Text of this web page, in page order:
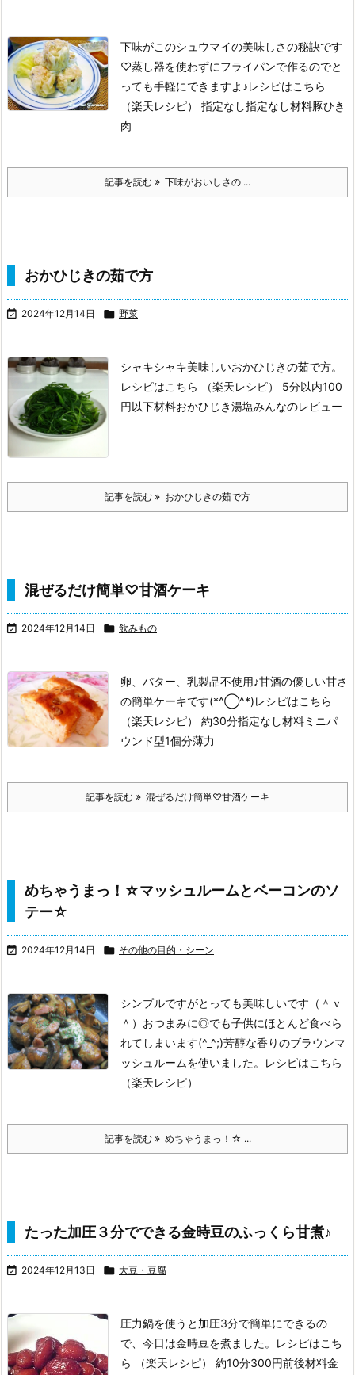
下味がこのシュウマイの美味しさの秘訣です
♡蒸し器を使わずにフライパンで作るのでと
っても手軽にできますよ♪レシピはこちら
（楽天レシピ）
指定なし指定なし材料豚ひき
肉
記事を読む 下味がおいしさの ...
おかひじきの茹で方
 2024年12月14日  野菜
シャキシャキ美味しいおかひじきの茹で方。
レシピはこちら （楽天レシピ）
5分以内100
円以下材料おかひじき湯塩みんなのレビュー
記事を読む おかひじきの茹で方
混ぜるだけ簡単♡甘酒ケーキ
 2024年12月14日  飲みもの
卵、バター、乳製品不使用♪甘酒の優しい甘さ
の簡単ケーキです(*^◯^*)レシピはこちら
（楽天レシピ）
約30分指定なし材料ミニパ
ウンド型1個分薄力
記事を読む 混ぜるだけ簡単♡甘酒ケーキ
めちゃうまっ！☆マッシュルームとベーコンのソ
テー☆
 2024年12月14日  その他の目的・シーン
シンプルですがとっても美味しいです（＾ｖ
＾） おつまみに◎でも子供にほとんど食べら
れてしまいます(^_^;)芳醇な香りのブラウンマ
ッシュルームを使いました。
レシピはこちら
（楽天レシピ）
記事を読む めちゃうまっ！☆ ...
たった加圧３分でできる金時豆のふっくら甘煮♪
 2024年12月13日  大豆・豆腐
圧力鍋を使うと加圧3分で簡単にできるの
で、今日は金時豆を煮ました。
レシピはこち
ら （楽天レシピ）
約10分300円前後材料金